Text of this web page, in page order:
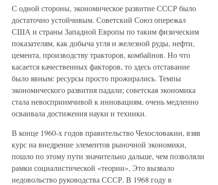
С одной стороны, экономическое развитие СССР было
достаточно устойчивым. Советский Союз опережал
США и страны Западной Европы по таким физическим
показателям, как добыча угля и железной руды, нефти,
цемента, производству тракторов, комбайнов. Но что
касается качественных факторов, то здесь отставание
было явным: ресурсы просто прожирались. Темпы
экономического развития падали; советская экономика
стала невосприимчивой к инновациям, очень медленно
осваивала достижения науки и техники.
В конце 1960-х годов правительство Чехословакии, взяв
курс на внедрение элементов рыночной экономики,
пошло по этому пути значительно дальше, чем позволяли
рамки социалистической «теории», Это вызвало
недовольство руководства СССР. В 1968 году в